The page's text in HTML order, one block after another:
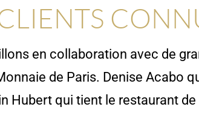
en collaboration avec de
de Paris. Denise Acabo
Hubert qui tient le restaurant